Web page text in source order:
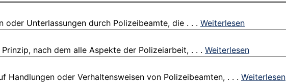
Unterlassungen durch Polizeibeamte, die . . . Weiterlesen
nach dem alle Aspekte der Polizeiarbeit, . . . Weiterlesen
oder Verhaltensweisen von Polizeibeamten, . . . Weiterlesen